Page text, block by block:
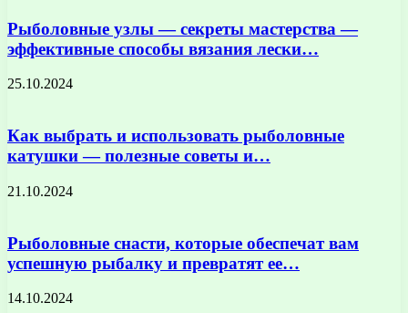
Рыболовные узлы — секреты мастерства —
эффективные способы вязания лески…
25.10.2024
Как выбрать и использовать рыболовные
катушки — полезные советы и…
21.10.2024
Рыболовные снасти, которые обеспечат вам
успешную рыбалку и превратят ее…
14.10.2024